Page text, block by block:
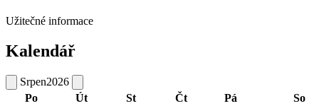
Užitečné informace
Kalendář
Srpen2026
Po
Út St Čt Pá
So